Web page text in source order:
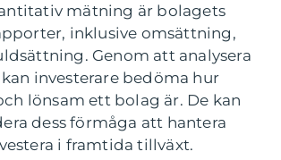
mätning är bolagets
inklusive omsättning,
Genom att analysera
investerare bedöma hur
lönsam ett bolag är. De kan
dess förmåga att hantera
i framtida tillväxt.